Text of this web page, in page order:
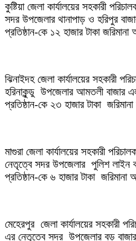
কুষ্টিয়া জেলা কার্যালয়ের সহকারী
সদর উপজেলার থানাপাড় ও হরিপুর
প্রতিষ্ঠান-কে ১২ হাজার টাকা
ঝিনাইদহ জেলা কার্যালয়ের সহকারী
হরিনাকুন্ডু উপজেলার আমতলী বাজার
প্রতিষ্ঠান-কে ২৩ হাজার টাকা
মাগুরা জেলা কার্যালয়ের সহকারী
নেতৃত্বে সদর উপজেলার পুলিশ লাইন
প্রতিষ্ঠান-কে ৬ হাজার টাকা
মেহেরপুর জেলা কার্যালয়ের সহকারী
এর নেতৃত্বে সদর উপজেলার বড়